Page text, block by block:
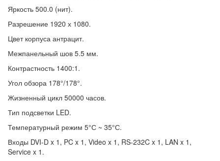
Яркость 500.0 (нит).
Разрешение 1920 х 1080.
Цвет корпуса антрацит.
Межпанельный шов 5.5 мм.
Контрастность 1400:1.
Угол обзора 178°/178°.
Жизненный цикл 50000 часов.
Тип подсветки LED.
Температурный режим 5°С ~ 35°С.
Входы DVI-D x 1, PC x 1, Video x 1, RS-232C x 1, LAN x 1,
Service x 1.